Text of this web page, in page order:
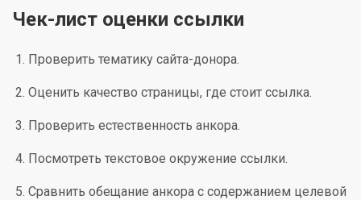
Чек-лист оценки ссылки
Проверить тематику сайта-донора.
Оценить качество страницы, где стоит ссылка.
Проверить естественность анкора.
Посмотреть текстовое окружение ссылки.
Сравнить обещание анкора с содержанием целевой